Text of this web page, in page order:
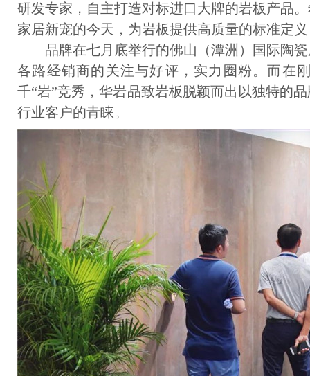
研发专家，自主打造对标进口大牌的岩板产品
家居新宠的今天，为岩板提供高质量的标准定
品牌在七月底举行的佛山（潭洲）国际陶瓷
各路经销商的关注与好评，实力圈粉。而在
千“岩”竞秀，华岩品致岩板脱颖而出以独特的
行业客户的青睐。